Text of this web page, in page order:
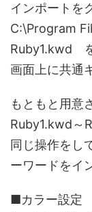
インポートを
C:\Program
Ruby1.kwd
画面上に共通
もともと用意
Ruby1.kwd～
同じ操作をし
ーワードをイ
■カラー設定